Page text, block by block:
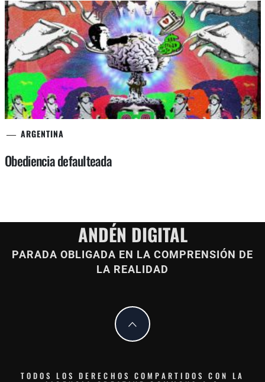
ARGENTINA
Obediencia defaulteada
ANDÉN DIGITAL
PARADA OBLIGADA EN LA COMPRENSIÓN DE
LA REALIDAD
TODOS LOS DERECHOS COMPARTIDOS CON LA